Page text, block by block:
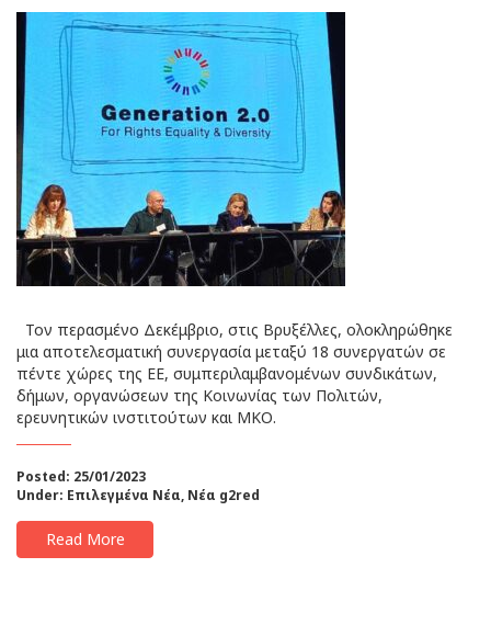
Τον περασμένο Δεκέμβριο, στις Βρυξέλλες, ολοκληρώθηκε
μια αποτελεσματική συνεργασία μεταξύ 18 συνεργατών σε
πέντε χώρες της ΕΕ, συμπεριλαμβανομένων συνδικάτων,
δήμων, οργανώσεων της Kοινωνίας των Πολιτών,
ερευνητικών ινστιτούτων και ΜΚΟ.
Posted: 25/01/2023
Under: Επιλεγμένα Νέα, Νέα g2red
Read More